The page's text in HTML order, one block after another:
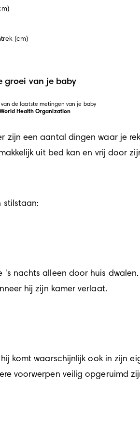
(cm)
groei van je baby
de laatste metingen van je baby
World Health Organization
een aantal dingen waar je
uit bed kan en vrij door
stilstaan:
nachts alleen door huis
hij zijn kamer verlaat.
komt waarschijnlijk ook in zijn
voorwerpen veilig opgeruimd